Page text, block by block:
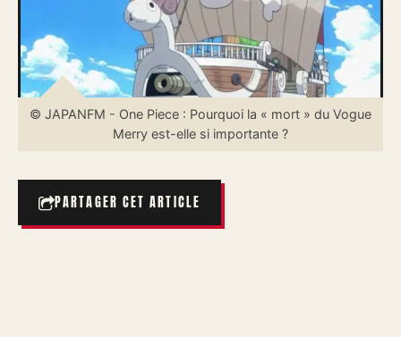
© JAPANFM - One Piece : Pourquoi la « mort » du Vogue
Merry est-elle si importante ?
PARTAGER CET ARTICLE